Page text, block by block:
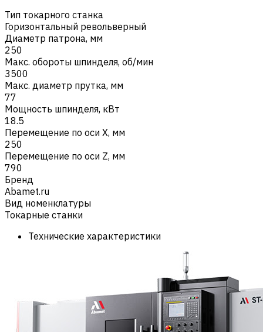
Тип токарного станка
Горизонтальный револьверный
Диаметр патрона, мм
250
Макс. обороты шпинделя, об/мин
3500
Макс. диаметр прутка, мм
77
Мощность шпинделя, кВт
18.5
Перемещение по оси X, мм
250
Перемещение по оси Z, мм
790
Бренд
Abamet.ru
Вид номенклатуры
Токарные станки
Технические характеристики